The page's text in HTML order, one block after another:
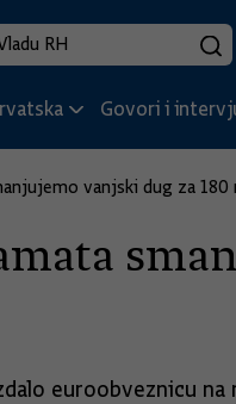
Govori i
vanjski dug za
euroobveznicu